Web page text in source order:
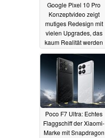
Google Pixel 10 Pro
Konzeptvideo zeigt
mutiges Redesign mit
vielen Upgrades, das
kaum Realität werden
dürfte26.12.2024
Poco F7 Ultra: Echtes
Flaggschiff der Xiaomi-
Marke mit Snapdragon